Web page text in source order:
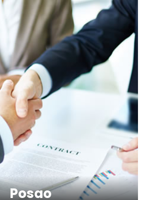
Posao
Kako da imate blistavu kožu bez skupih
tretmana?
Kako da se podmladite uz kreme sa
hijaluronom
Kako da serumom oživite svoje lice?